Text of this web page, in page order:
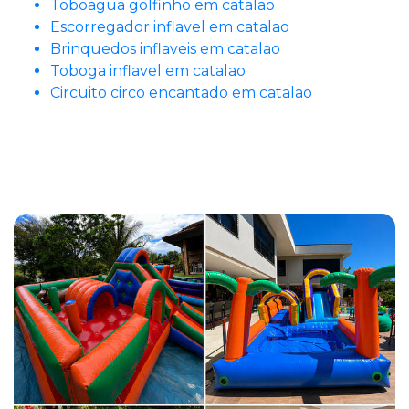
Toboagua golfinho em catalao
Escorregador inflavel em catalao
Brinquedos inflaveis em catalao
Toboga inflavel em catalao
Circuito circo encantado em catalao